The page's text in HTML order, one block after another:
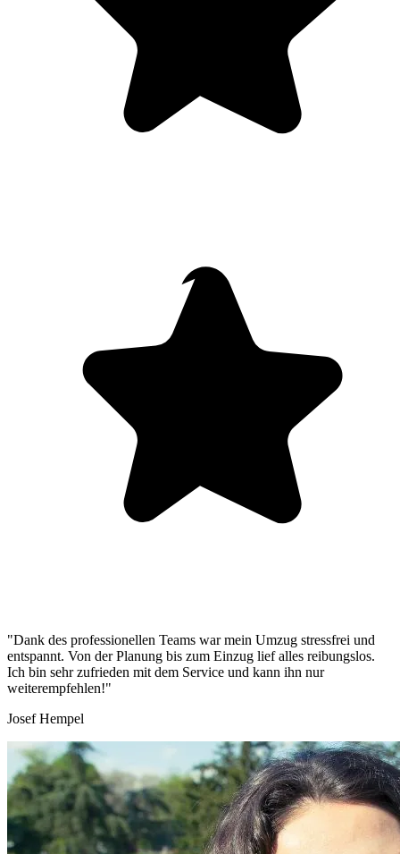
"Dank des professionellen Teams war mein Umzug stressfrei und
entspannt. Von der Planung bis zum Einzug lief alles reibungslos.
Ich bin sehr zufrieden mit dem Service und kann ihn nur
weiterempfehlen!"
Josef Hempel